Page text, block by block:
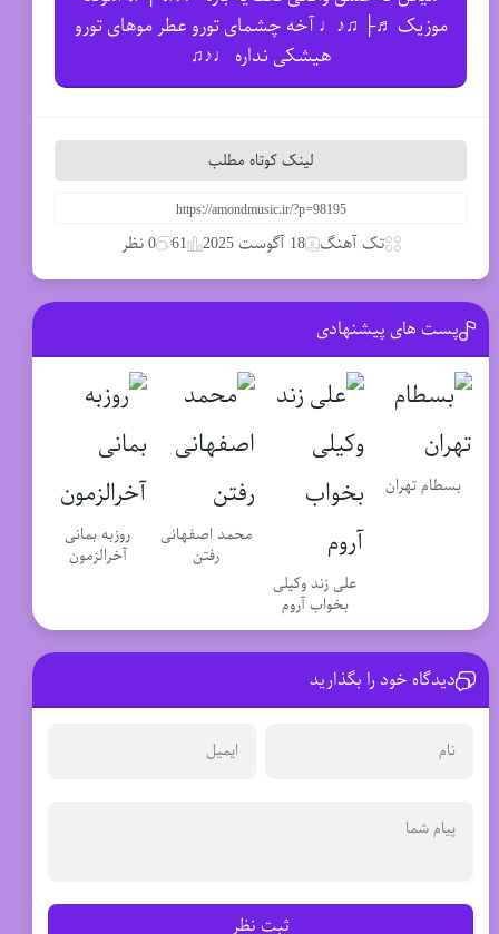
موزیک ♬├ ♫♪♩ آخه چشمای تورو عطر موهای تورو
هیشکی نداره ♩♪♫
لینک کوتاه مطلب
تک آهنگ 18 آگوست 2025 61 0 نظر
پست های پیشنهادی
بسطام تهران
علی زند وکیلی
بخواب آروم
محمد اصفهانی
رفتن
روزبه بمانی
آخرالزمون
دیدگاه خود را بگذارید
ثبت نظر